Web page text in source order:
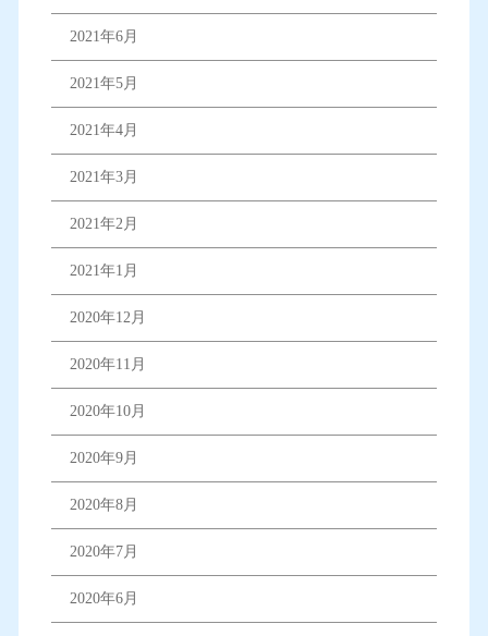
2021年6月
2021年5月
2021年4月
2021年3月
2021年2月
2021年1月
2020年12月
2020年11月
2020年10月
2020年9月
2020年8月
2020年7月
2020年6月